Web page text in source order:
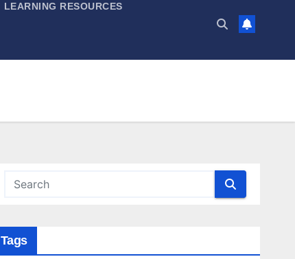
LEARNING RESOURCES
Tags